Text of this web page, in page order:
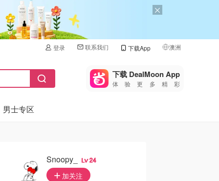
登录 联系我们 下载App 澳洲
🇺🇸
🇨🇳 中国
下载 DealMoon App
体验更多精彩
男士专区
Snoopy_ 24
加关注